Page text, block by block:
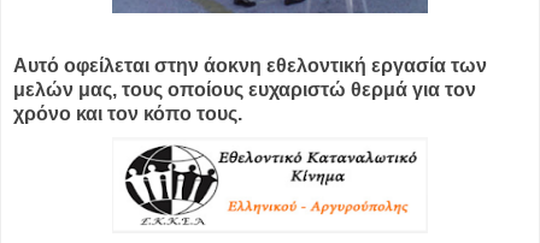
Αυτό οφείλεται στην άοκνη εθελοντική εργασία των
μελών μας, τους οποίους ευχαριστώ θερμά για τον
χρόνο και τον κόπο τους.